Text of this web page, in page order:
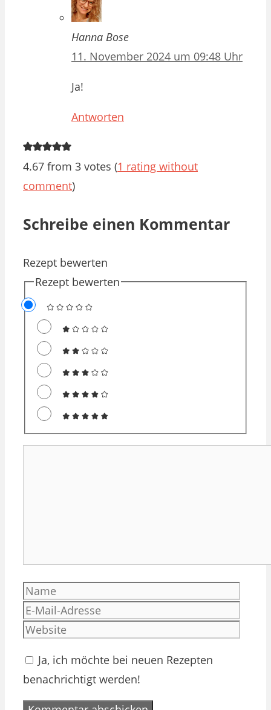
Hanna Bose
11. November 2024 um 09:48 Uhr
Ja!
Antworten
4.67 from 3 votes (1 rating without
comment)
Schreibe einen Kommentar
Rezept bewerten
Rezept bewerten
Name
Ja, ich möchte bei neuen Rezepten
benachrichtigt werden!